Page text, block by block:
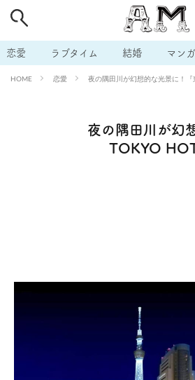
恋愛 ラブタイム 結婚 マンガ
HOME 恋愛 夜の隅田川が幻想的な光景に！『
夜の隅田川が幻
TOKYO
# 男の本音 #
# 出会う方法 # マッチングアプリ